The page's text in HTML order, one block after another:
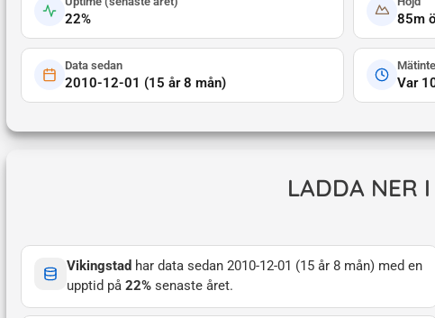
22% 85m
Data sedan
2010-12-01 (15 år 8 mån) Var
LADDA NER
Vikingstad har data sedan 2010-12-01 (15 år 8 mån) med en
upptid på 22% senaste året.